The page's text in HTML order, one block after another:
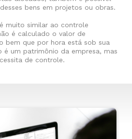
bens em projetos ou obras.
muito similar ao controle
é calculado o valor de
bem que por hora está sob sua
é um patrimônio da empresa, mas
de controle.